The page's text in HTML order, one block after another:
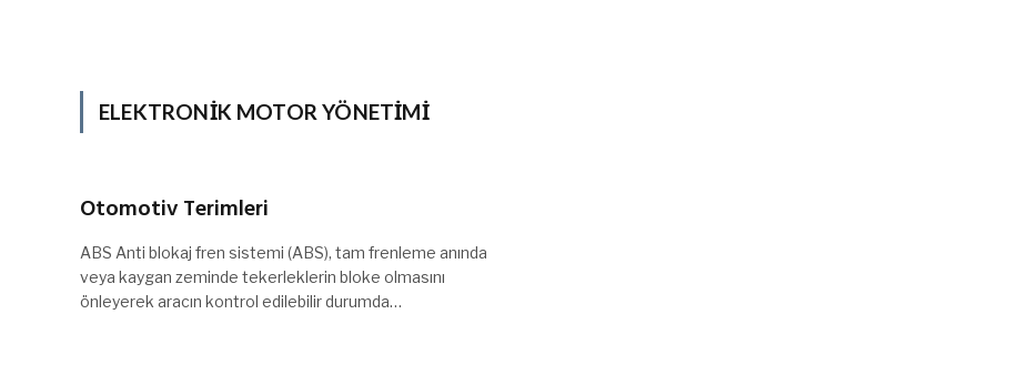
ELEKTRONIK MOTOR YÖNETIMI
Otomotiv Terimleri
ABS Anti blokaj fren sistemi (ABS), tam frenleme anında
veya kaygan zeminde tekerleklerin bloke olmasını
önleyerek aracın kontrol edilebilir durumda…